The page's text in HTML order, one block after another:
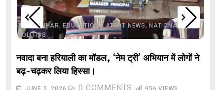
BIHAR,BIHAR, EDUCATION,LATEST NEWS,NATIONAL
POLITICS
नवादा बना हरियाली का मॉडल, ‘नेम ट्री’ अभियान में लोगों ने
बढ़-चढ़कर लिया हिस्सा।
JUNE 5, 2026 0 COMMENTS 956 VIEWS